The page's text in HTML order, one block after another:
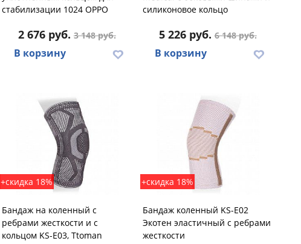
стабилизации 1024 OPPO
2 676 руб. 3 148 руб.
В корзину
силиконовое кольцо
5 226 руб. 6 148 руб.
В корзину
+скидка 18%
Бандаж на коленный с
ребрами жесткости и с
кольцом KS-E03, Ttoman
+скидка 18%
Бандаж коленный KS-E02
Экотен эластичный с ребрами
жесткости